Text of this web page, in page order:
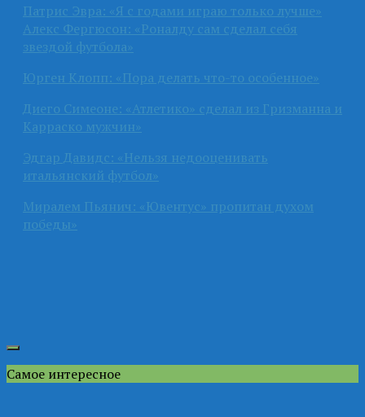
Патрис Эвра: «Я с годами играю только лучше»
Алекс Фергюсон: «Роналду сам сделал себя
звездой футбола»
Юрген Клопп: «Пора делать что-то особенное»
Диего Симеоне: «Атлетико» сделал из Гризманна и
Карраско мужчин»
Эдгар Давидс: «Нельзя недооценивать
итальянский футбол»
Миралем Пьянич: «Ювентус» пропитан духом
победы»
Самое интересное